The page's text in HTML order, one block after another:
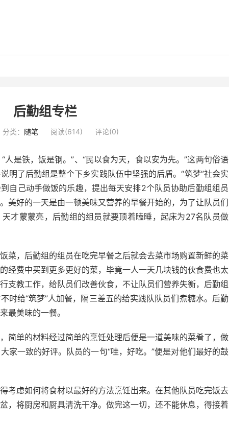
后勤组专栏
分类： 随笔 阅读(614) 评论(0)
铁，饭是钢。”、“民以食为天，食以安为先。”这两句俗语
明了后勤组是整个下乡实践队伍中坚强的后盾。“筑梦”社会实
自己动手做饭的乐趣，提出每天安排2个队员协助后勤组组员
美好的一天是由一顿美味又营养的早餐开始的，为了让队员们
才蒙蒙亮，后勤组的组员就要顶着瞌睡，起床为27名队员做
，后勤组的组员在吃完早餐之后就会去菜市场购置新鲜的菜
经费中买到更多更好的菜，毕竟一人一天几块钱的伙食费也太
支教工作，给队员们改善伙食，不让队员们营养失衡，后勤组
时给“筑梦”人加餐，隔三差五的给实践队队员们煮糖水。后勤
最美味的一餐。
单的材料经过简单的烹饪处理后便是一道美味的菜肴了，做
家一致的好评。队员的一句“哇，好吃。”便是对他们最好的鼓
虑如何将食材以最好的方法烹饪出来。在其他队员吃完饭去
，将厨房和厨具清洗干净。做完这一切，还不能休息，得接着